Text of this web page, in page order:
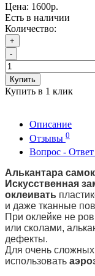
Цена: 1600р.
Есть в наличии
Количество:
+
-
Купить
Купить в 1 клик
Описание
Отзывы 0
Вопрос - Ответ
Алькантара
Искусственная
оклеивать
и даже тканные
При оклейке не
или сколами,
дефекты.
Для очень сложных
использовать